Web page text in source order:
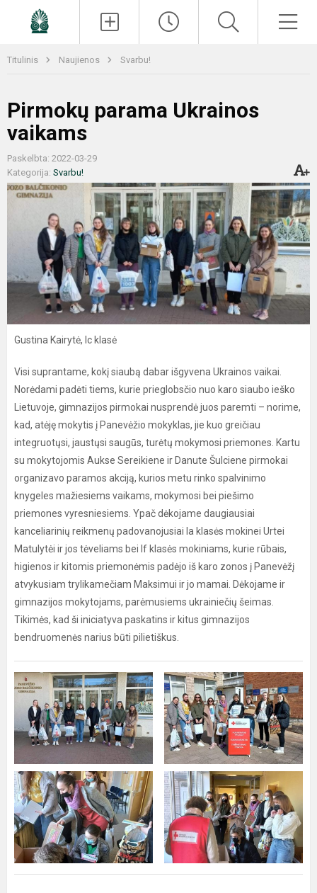
Titulinis Naujienos Svarbu!
Pirmokų parama Ukrainos
vaikams
Paskelbta: 2022-03-29
Kategorija: Svarbu!
Gustina Kairytė, Ic klasė
Visi suprantame, kokį siaubą dabar išgyvena Ukrainos vaikai.
Norėdami padėti tiems, kurie prieglobsčio nuo karo siaubo ieško
Lietuvoje, gimnazijos pirmokai nusprendė juos paremti – norime,
kad, atėję mokytis į Panevėžio mokyklas, jie kuo greičiau
integruotųsi, jaustųsi saugūs, turėtų mokymosi priemones. Kartu
su mokytojomis Aukse Sereikiene ir Danute Šulciene pirmokai
organizavo paramos akciją, kurios metu rinko spalvinimo
knygeles mažiesiems vaikams, mokymosi bei piešimo
priemones vyresniesiems. Ypač dėkojame daugiausiai
kanceliarinių reikmenų padovanojusiai Ia klasės mokinei Urtei
Matulytėi ir jos tėveliams bei If klasės mokiniams, kurie rūbais,
higienos ir kitomis priemonėmis padėjo iš karo zonos į Panevėžį
atvykusiam trylikamečiam Maksimui ir jo mamai. Dėkojame ir
gimnazijos mokytojams, parėmusiems ukrainiečių šeimas.
Tikimės, kad ši iniciatyva paskatins ir kitus gimnazijos
bendruomenės narius būti pilietiškus.